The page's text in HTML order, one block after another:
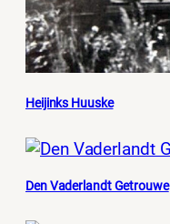
Heijinks Huuske
Den Vaderlandt Getrouwe